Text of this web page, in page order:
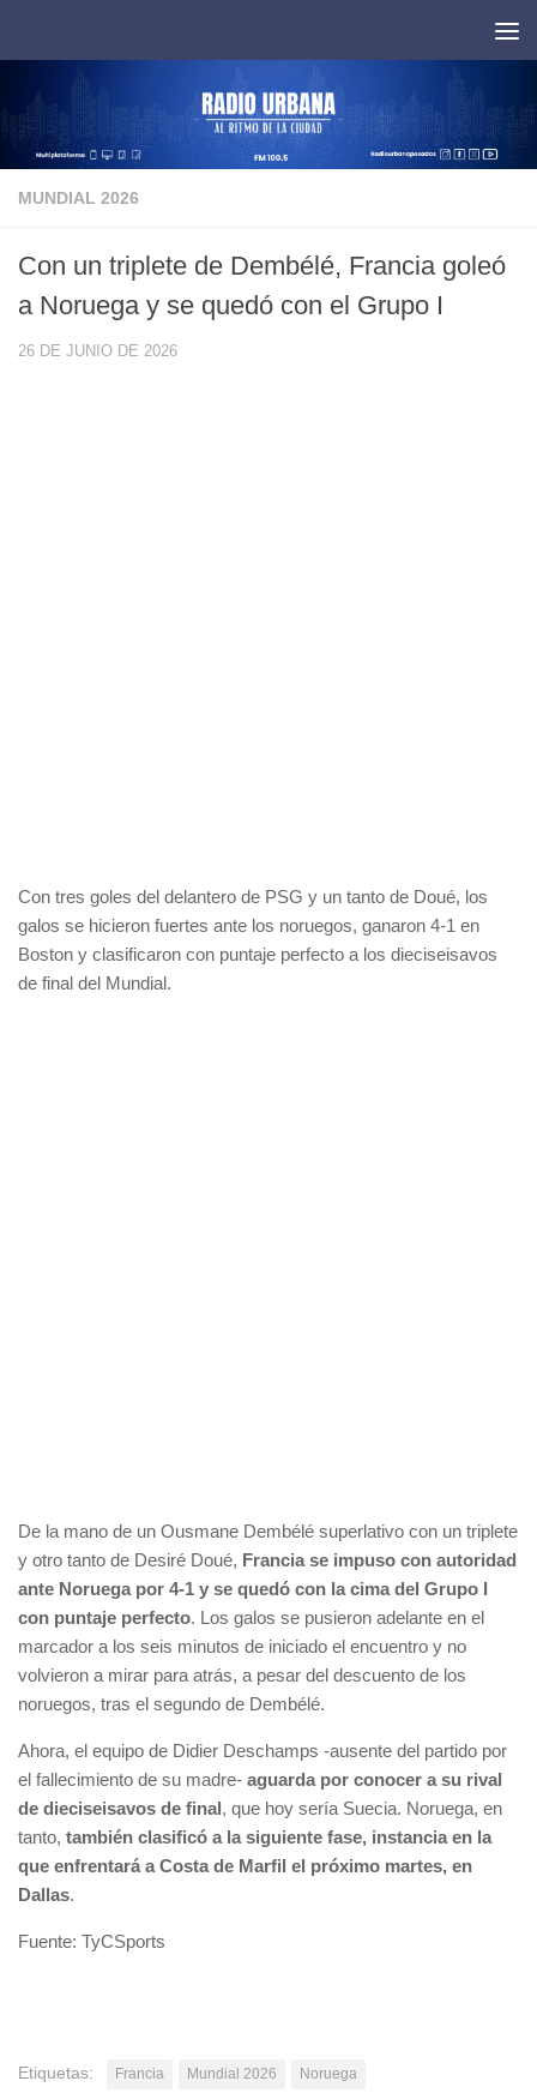
MUNDIAL 2026
Con un triplete de Dembélé, Francia goleó
a Noruega y se quedó con el Grupo I
26 DE JUNIO DE 2026
Con tres goles del delantero de PSG y un tanto de Doué, los
galos se hicieron fuertes ante los noruegos, ganaron 4-1 en
Boston y clasificaron con puntaje perfecto a los dieciseisavos
de final del Mundial.
De la mano de un Ousmane Dembélé superlativo con un triplete
y otro tanto de Desiré Doué, Francia se impuso con autoridad
ante Noruega por 4-1 y se quedó con la cima del Grupo I
con puntaje perfecto. Los galos se pusieron adelante en el
marcador a los seis minutos de iniciado el encuentro y no
volvieron a mirar para atrás, a pesar del descuento de los
noruegos, tras el segundo de Dembélé.
Ahora, el equipo de Didier Deschamps -ausente del partido por
el fallecimiento de su madre- aguarda por conocer a su rival
de dieciseisavos de final, que hoy sería Suecia. Noruega, en
tanto, también clasificó a la siguiente fase, instancia en la
que enfrentará a Costa de Marfil el próximo martes, en
Dallas.
Fuente: TyCSports
Etiquetas: Francia Mundial 2026 Noruega